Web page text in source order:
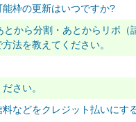
枠の更新はいつですか?
から分割・あとからリボ（
法を教えてください。
さい。
などをクレジット払いにす